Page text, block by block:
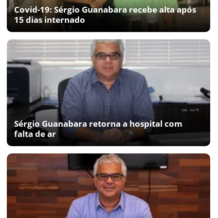
Covid-19: Sérgio Guanabara recebe alta após
15 dias internado
Sérgio Guanabara retorna a hospital com
falta de ar